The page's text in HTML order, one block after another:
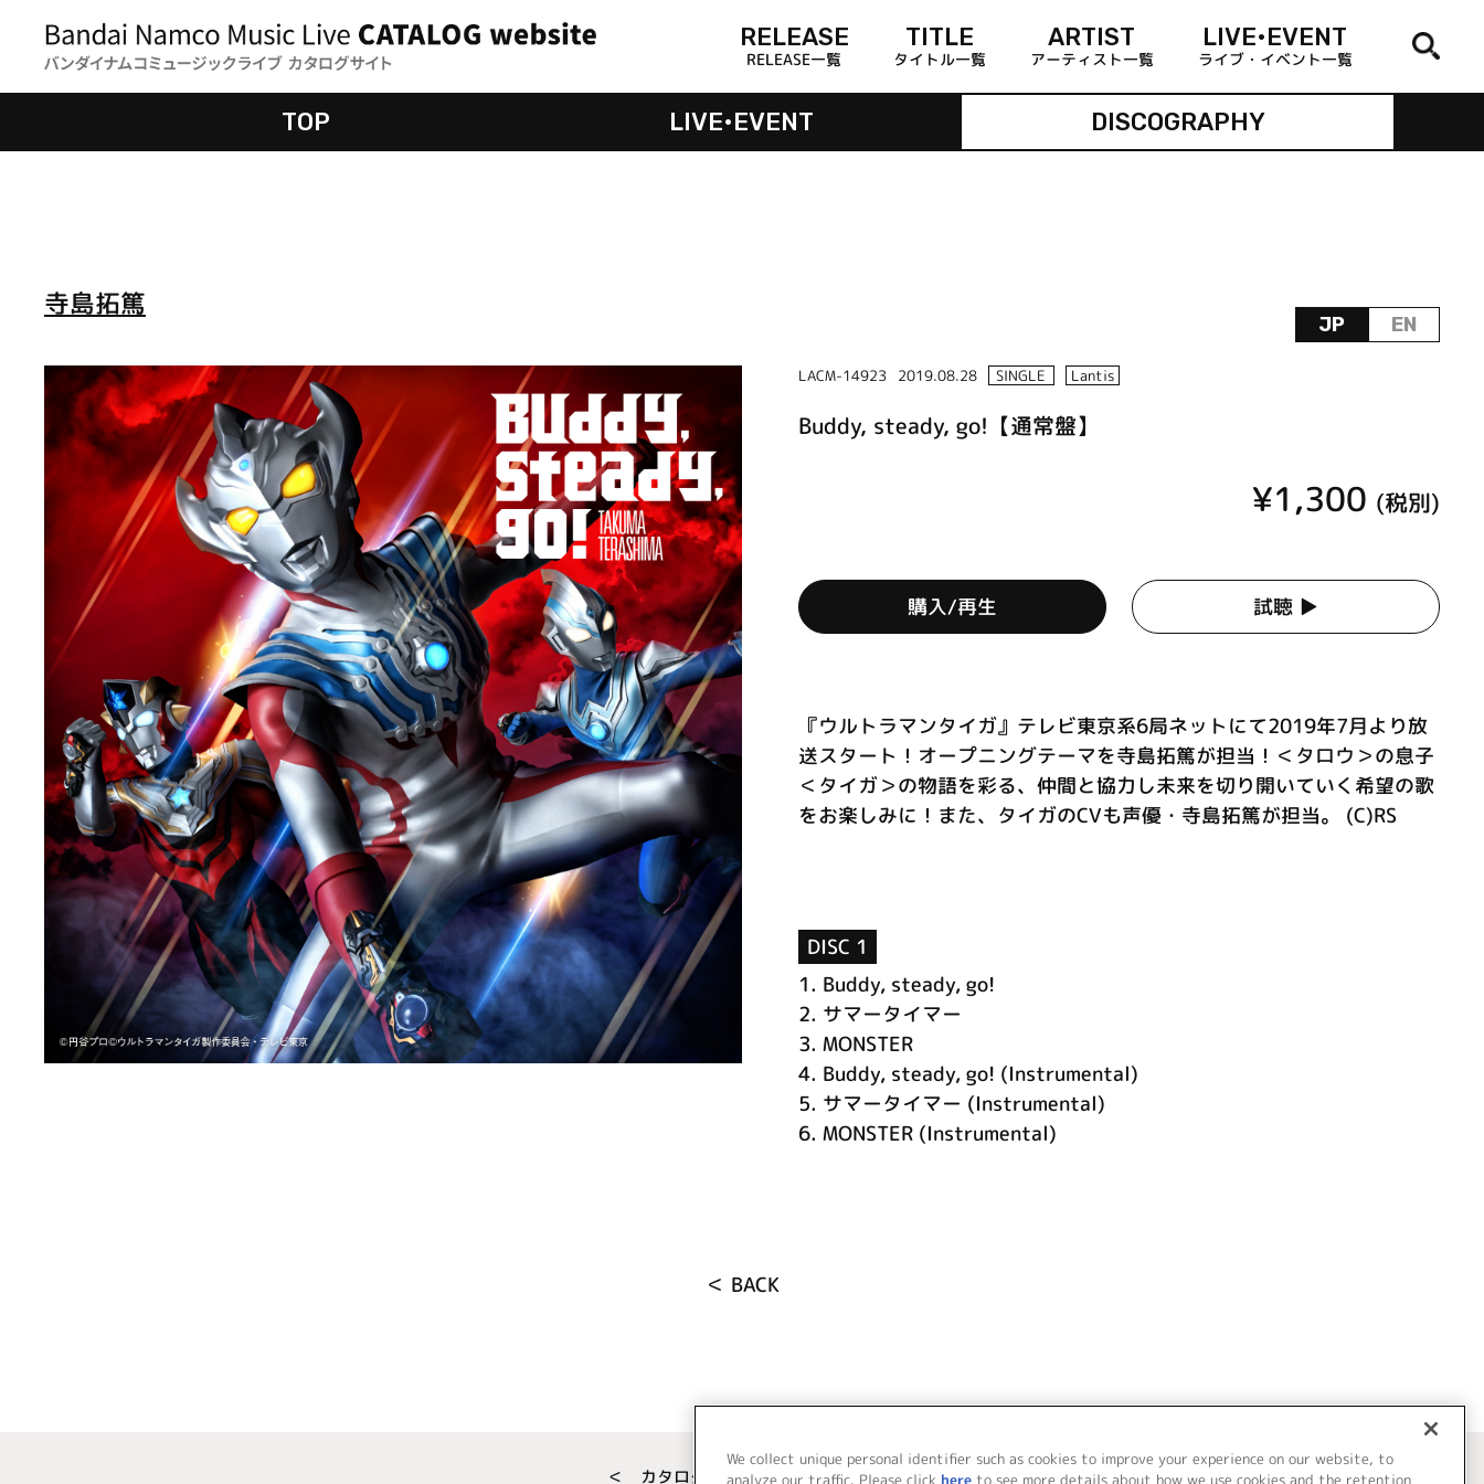
RELEASE
RELEASE一覧
TITLE
タイトル一覧
ARTIST
アーティスト一覧
LIVE•EVENT
ライブ・イベント一覧
TOP LIVE•EVENT DISCOGRAPHY
JP EN
寺島拓篤
LACM-14923 2019.08.28 SINGLE Lantis
Buddy, steady, go!【通常盤】
¥1,300 (税別)
購入/再生 試聴 ▶︎
『ウルトラマンタイガ』テレビ東京系6局ネットにて2019年7月より放
送スタート！オープニングテーマを寺島拓篤が担当！＜タロウ＞の息子
＜タイガ＞の物語を彩る、仲間と協力し未来を切り開いていく希望の歌
をお楽しみに！また、タイガのCVも声優・寺島拓篤が担当。 (C)RS
DISC 1
1. Buddy, steady, go!
2. サマータイマー
3. MONSTER
4. Buddy, steady, go! (Instrumental)
5. サマータイマー (Instrumental)
6. MONSTER (Instrumental)
＜ BACK
＜ カタログサイト トップページへ
We collect unique personal identifier such as cookies to improve your experience on our website, to
analyze our traffic. Please click here to see more details about how we use cookies and the retention